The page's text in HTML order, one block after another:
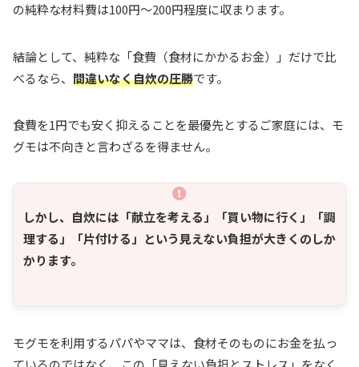
の純粋な材料費は100円〜200円程度に収まります。
結論として、純粋な「食費（食材にかかるお金）」だけで比
べるなら、 間違いなく自炊の圧勝です。
食費を1円でも安く抑えることを最優先とするご家庭には、モ
グモは不向きと言わざるを得ません。
しかし、自炊には「献立を考える」「買い物に行く」「調
理する」「片付ける」という見えない負担が大きくのしか
かります。
モグモを利用するパパやママは、食材そのものにお金を払っ